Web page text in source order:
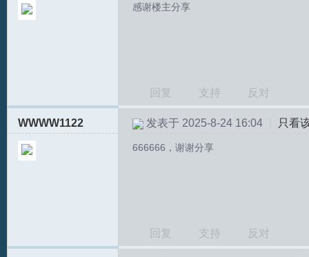
中
感谢楼主分享
回复 支持 反对
WWWW1122 发表于 2025-8-24 16:04 只看
666666，谢谢分享
回复 支持 反对